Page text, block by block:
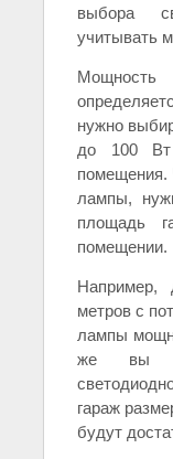
выбора
учитывать
нужно
до 100 Вт
помещения.
лампы,
площадь
помещении.
метров с
лампы
же вы
гараж
будут